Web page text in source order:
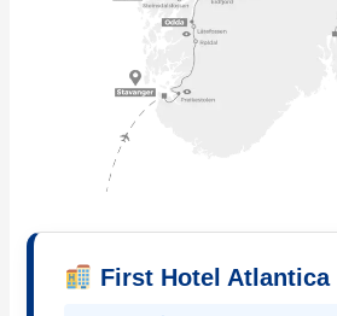
First Hotel Atlantica